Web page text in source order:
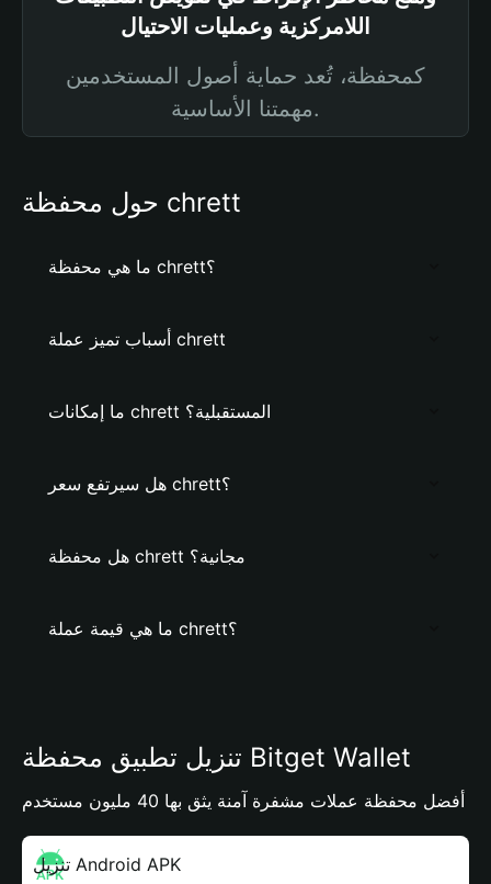
اللامركزية وعمليات الاحتيال
كمحفظة، تُعد حماية أصول المستخدمين
مهمتنا الأساسية.
حول محفظة chrett
ما هي محفظة chrett؟
أسباب تميز عملة chrett
ما إمكانات chrett المستقبلية؟
هل سيرتفع سعر chrett؟
هل محفظة chrett مجانية؟
ما هي قيمة عملة chrett؟
تنزيل تطبيق محفظة Bitget Wallet
أفضل محفظة عملات مشفرة آمنة يثق بها 40 مليون مستخدم
تنزيل Android APK